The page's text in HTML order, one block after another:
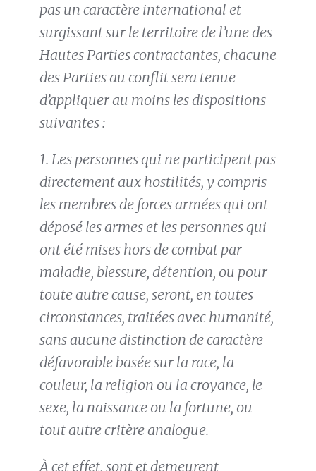
pas un caractère international et
surgissant sur le territoire de l’une des
Hautes Parties contractantes, chacune
des Parties au conflit sera tenue
d’appliquer au moins les dispositions
suivantes :
1. Les personnes qui ne participent pas
directement aux hostilités, y compris
les membres de forces armées qui ont
déposé les armes et les personnes qui
ont été mises hors de combat par
maladie, blessure, détention, ou pour
toute autre cause, seront, en toutes
circonstances, traitées avec humanité,
sans aucune distinction de caractère
défavorable basée sur la race, la
couleur, la religion ou la croyance, le
sexe, la naissance ou la fortune, ou
tout autre critère analogue.
À cet effet, sont et demeurent